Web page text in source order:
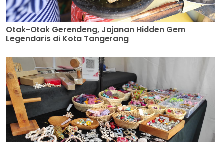
Otak-Otak Gerendeng, Jajanan Hidden Gem
Legendaris di Kota Tangerang